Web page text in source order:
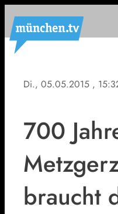
Di., 05.05.2015 ,
700
braucht